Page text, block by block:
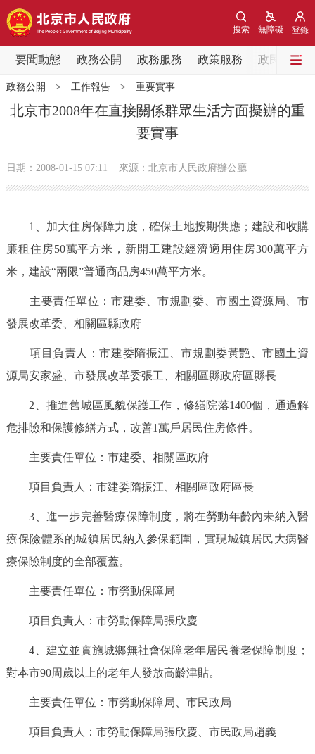
登錄
無障礙
搜索
要聞動態 政務公開 政務服務 政策服務 政民互動
要聞動態
黨中央精神 國務院資訊
會議資訊
市領導 機構職能 政策服務
決策公開
政務服務
個人服務 法人服務 部門服務
仲介服務 陽光政務
政民互動
12345網上接訴即辦
北京概況 十六區概覽
政務公開 > 工作報告> 重要實事
北京市2008年在直接關係群眾生活方面擬辦的重
要實事
日期：2008-01-15 07:11 來源：北京市人民政府辦公廳
1、加大住房保障力度，確保土地按期供應；建設和收購
廉租住房50萬平方米，新開工建設經濟適用住房300萬平方
米，建設“兩限”普通商品房450萬平方米。
主要責任單位：市建委、市規劃委、市國土資源局、市
發展改革委、相關區縣政府
項目負責人：市建委隋振江、市規劃委黃艷、市國土資
源局安家盛、市發展改革委張工、相關區縣政府區縣長
2、推進舊城區風貌保護工作，修繕院落1400個，通過解
危排險和保護修繕方式，改善1萬戶居民住房條件。
主要責任單位：市建委、相關區政府
項目負責人：市建委隋振江、相關區政府區長
3、進一步完善醫療保障制度，將在勞動年齡內未納入醫
療保險體系的城鎮居民納入參保範圍，實現城鎮居民大病醫
療保險制度的全部覆蓋。
主要責任單位：市勞動保障局
項目負責人：市勞動保障局張欣慶
4、建立並實施城鄉無社會保障老年居民養老保障制度；
對本市90周歲以上的老年人發放高齡津貼。
主要責任單位：市勞動保障局、市民政局
項目負責人：市勞動保障局張欣慶、市民政局趙義